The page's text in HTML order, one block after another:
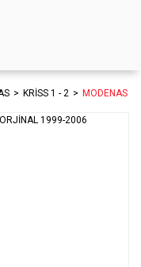
KRİSS 1 - 2 MODENAS